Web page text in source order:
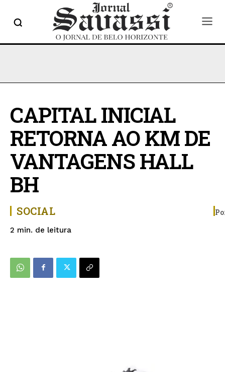
CAPITAL INICIAL
RETORNA AO KM DE
VANTAGENS HALL
BH
SOCIAL
2 min. de leitura